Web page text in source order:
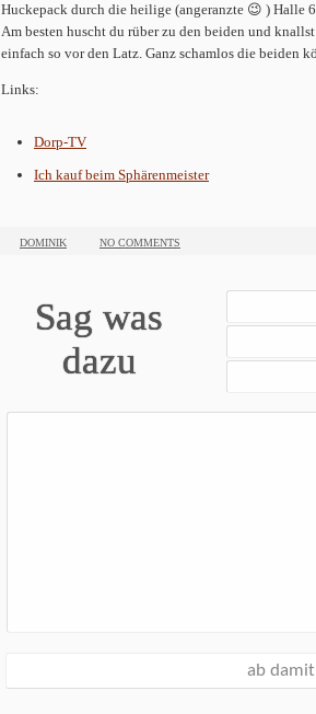
Huckepack durch die heilige (angeranzte 😉 ) Halle
Am besten huscht du rüber zu den beiden und
einfach so vor den Latz. Ganz schamlos die beiden
Links:
Dorp-TV
Ich kauf beim Sphärenmeister
DOMINIK NO COMMENTS
Sag was
dazu